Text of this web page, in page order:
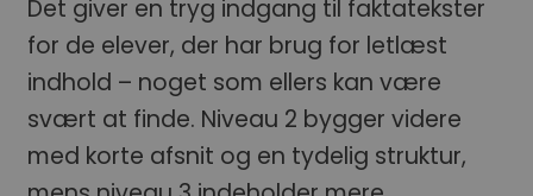
Det giver en tryg indgang til faktatekster
for de elever, der har brug for letlæst
indhold – noget som ellers kan være
svært at finde. Niveau 2 bygger videre
med korte afsnit og en tydelig struktur,